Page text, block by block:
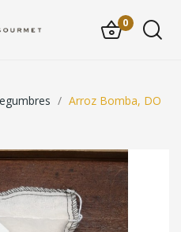
0
Arroz Bomba, DO